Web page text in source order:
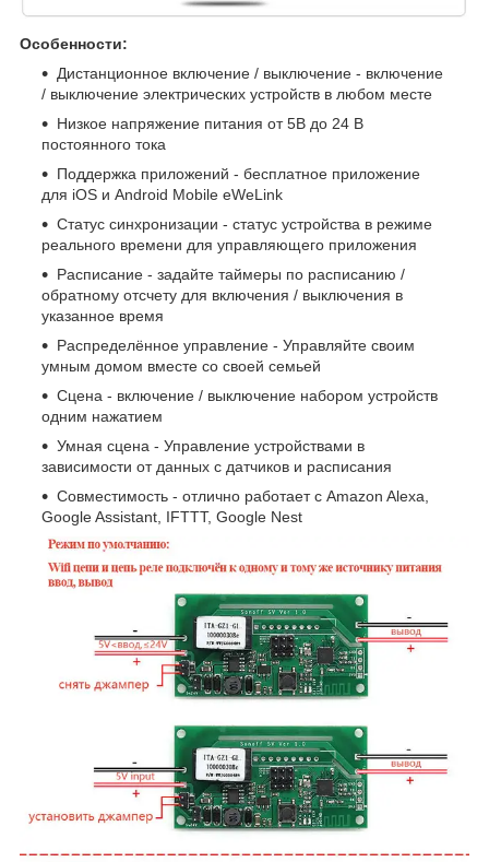
Особенности:
Дистанционное включение / выключение - включение
/ выключение электрических устройств в любом месте
Низкое напряжение питания от 5В до 24 В
постоянного тока
Поддержка приложений - бесплатное приложение
для iOS и Android Mobile eWeLink
Статус синхронизации - статус устройства в режиме
реального времени для управляющего приложения
Расписание - задайте таймеры по расписанию /
обратному отсчету для включения / выключения в
указанное время
Распределённое управление - Управляйте своим
умным домом вместе со своей семьей
Сцена - включение / выключение набором устройств
одним нажатием
Умная сцена - Управление устройствами в
зависимости от данных с датчиков и расписания
Совместимость - отлично работает с Amazon Alexa,
Google Assistant, IFTTT, Google Nest